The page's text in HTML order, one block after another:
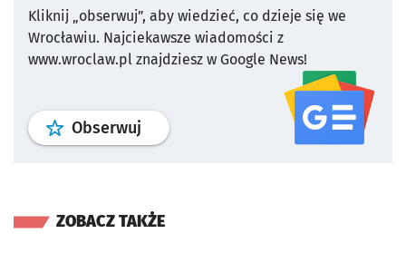
Kliknij „obserwuj”, aby wiedzieć, co dzieje się we
Wrocławiu. Najciekawsze wiadomości z
www.wroclaw.pl znajdziesz w Google News!
Obserwuj profil serwisu
ZOBACZ TAKŻE